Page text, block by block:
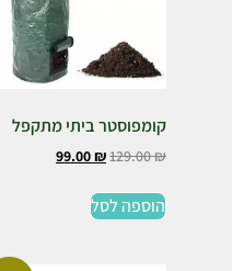
קומפוסטר ביתי מתקפל
129.00₪
99.00₪
הוספה לסל